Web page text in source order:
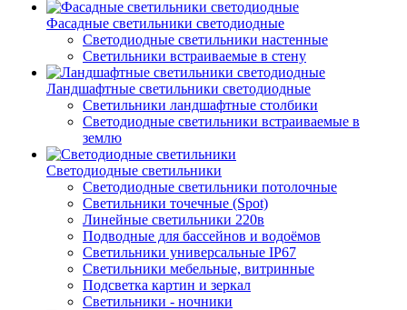
Фасадные светильники светодиодные
Светодиодные светильники настенные
Светильники встраиваемые в стену
Ландшафтные светильники светодиодные
Светильники ландшафтные столбики
Светодиодные светильники встраиваемые в
землю
Светодиодные светильники
Светодиодные светильники потолочные
Светильники точечные (Spot)
Линейные светильники 220в
Подводные для бассейнов и водоёмов
Светильники универсальные IP67
Светильники мебельные, витринные
Подсветка картин и зеркал
Светильники - ночники